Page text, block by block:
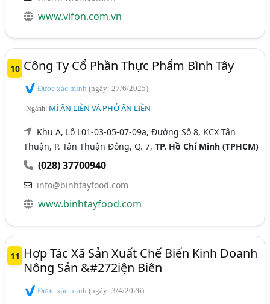
www.vifon.com.vn
10 Công Ty Cổ Phần Thực Phẩm Bình Tây
Được xác minh(ngày: 27/6/2025)
Ngành: MÌ ĂN LIỀN VÀ PHỞ ĂN LIỀN
Khu A, Lô L01-03-05-07-09a, Đường Số 8, KCX Tân
Thuận, P. Tân Thuận Đông, Q. 7,TP. Hồ Chí Minh (TPHCM)
(028) 37700940
info@binhtayfood.com
www.binhtayfood.com
11 Hợp Tác Xã Sản Xuất Chế Biến Kinh Doanh
Nông Sản &#272iện Biên
Được xác minh(ngày: 3/4/2026)